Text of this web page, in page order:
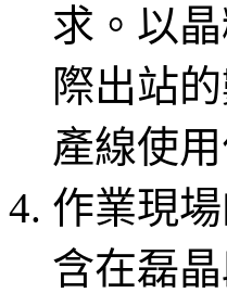
求。以
際出站
產線使用
作業現
含在磊